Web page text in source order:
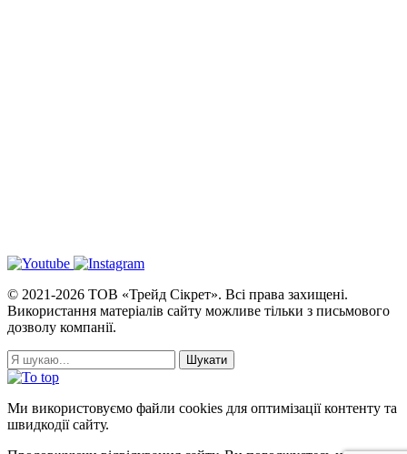
© 2021-2026 ТОВ «Трейд Сікрет». Всі права захищені.
Використання матеріалів сайту можливе тільки з письмового
дозволу компанії.
Ми використовуємо файли cookies для оптимізації контенту та
швидкодії сайту.